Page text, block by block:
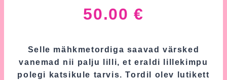
50.00 €
Selle mähkmetordiga saavad värsked
vanemad nii palju lilli, et eraldi lillekimpu
polegi katsikule tarvis. Tordil olev lutikett